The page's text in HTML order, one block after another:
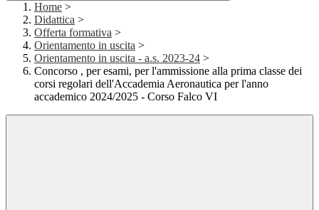
Home >
Didattica >
Offerta formativa >
Orientamento in uscita >
Orientamento in uscita - a.s. 2023-24 >
Concorso , per esami, per l'ammissione alla prima classe dei
corsi regolari dell'Accademia Aeronautica per l'anno
accademico 2024/2025 - Corso Falco VI